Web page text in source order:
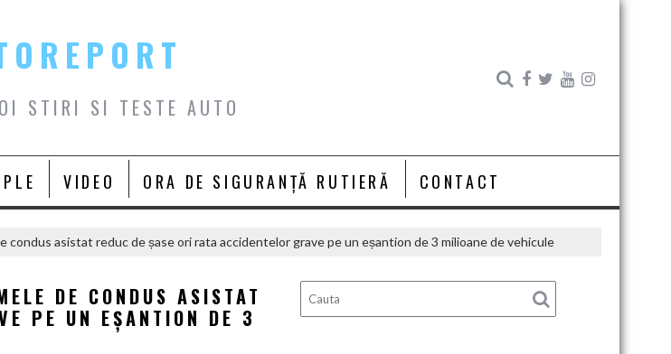
STIRI SI TESTE AUTO
VIDEO ORA DE SIGURANȚĂ RUTIERĂ CONTACT
condus asistat reduc de șase ori rata accidentelor grave pe un eșantion de 3 milioane de vehicule
DE CONDUS ASISTAT
PE UN EȘANTION DE 3